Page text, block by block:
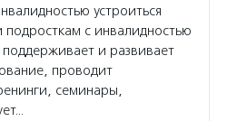
устроиться
подросткам с инвалидностью
и развивает
проводит
семинары,